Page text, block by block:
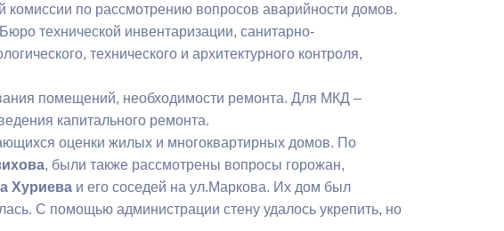
решений и
местного
Информация финансового
органа
комиссии по рассмотрению вопросов аварийности домов.
технической инвентаризации, санитарно-
технического и архитектурного контроля,
помещений, необходимости ремонта. Для МКД –
капитального ремонта.
оценки жилых и многоквартирных домов. По
, были также рассмотрены вопросы горожан,
Хуриева и его соседей на ул.Маркова. Их дом был
С помощью администрации стену удалось укрепить, но